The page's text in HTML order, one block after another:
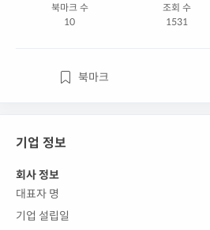
북마크 수
10
조회 수
1531
북마크
기업 정보
회사 정보
대표자 명
기업 설립일